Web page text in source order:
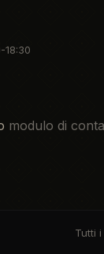
18:30
modulo di
Tutti